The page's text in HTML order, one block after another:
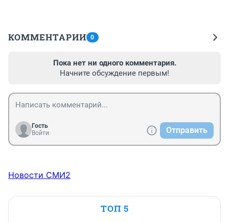
КОММЕНТАРИИ 0
Пока нет ни одного комментария.
Начните обсуждение первым!
Гость
Войти
Отправить
Новости СМИ2
ТОП 5